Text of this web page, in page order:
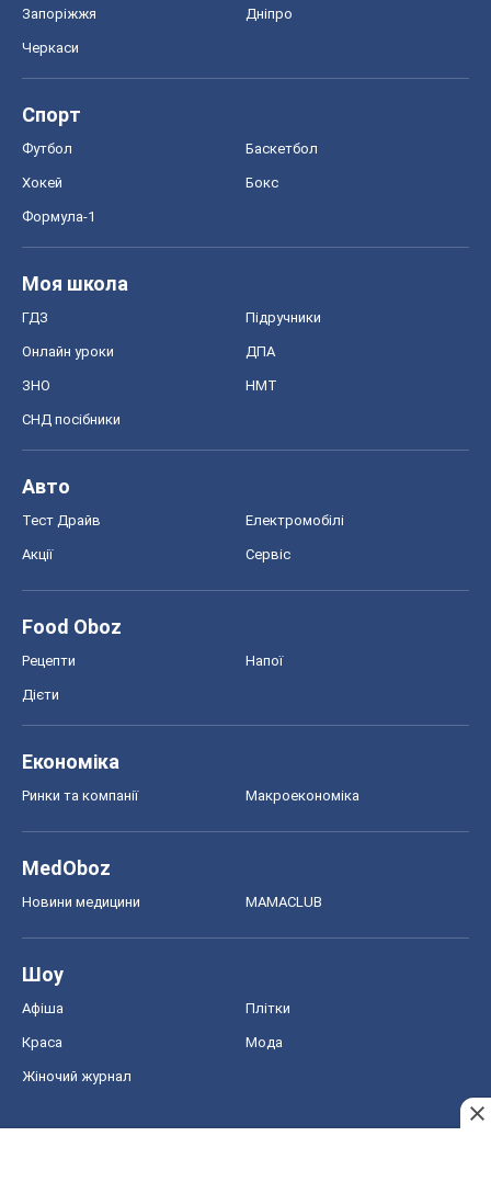
Запоріжжя Дніпро
Черкаси
Спорт
Футбол Баскетбол
Хокей Бокс
Формула-1
Моя школа
ГДЗ Підручники
Онлайн уроки ДПА
ЗНО НМТ
СНД посібники
Авто
Тест Драйв Електромобілі
Акції Сервіс
Food Oboz
Рецепти Напої
Дієти
Економіка
Ринки та компанії Макроекономіка
MedOboz
Новини медицини MAMACLUB
Шоу
Афіша Плітки
Краса Мода
Жіночий журнал